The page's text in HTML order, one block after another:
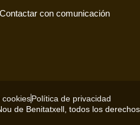
Contactar con comunicación
cookiesPolítica de privacidad
de Benitatxell, todos los